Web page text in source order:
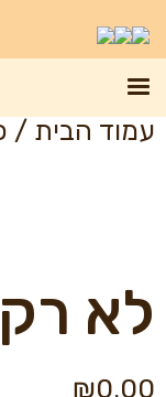
עמוד הבית /
לא
₪0.00